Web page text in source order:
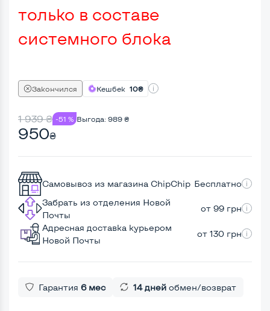
только в составе
системного блока
Закончился Кешбек 10₴
1 939₴ -51 % Выгода: 989 ₴
950₴
Самовывоз из магазина ChipChip Бесплатно
Забрать из отделения Новой
Почты
от 99 грн
Адресная доставка курьером
Новой Почты
от 130 грн
Гарантия 6 мес 14 дней обмен/возврат